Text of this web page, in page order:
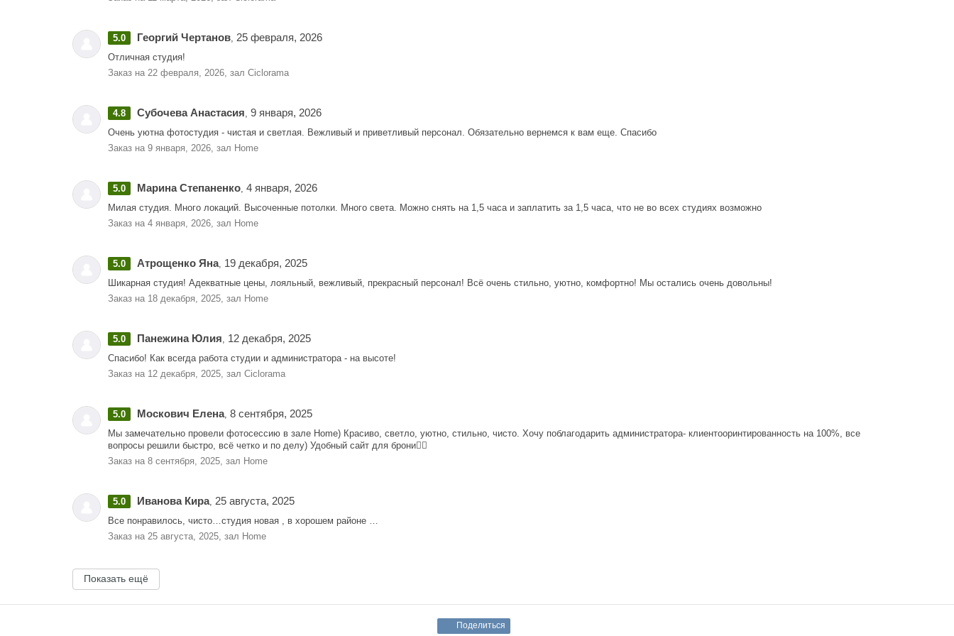
5.0 Георгий Чертанов, 25 февраля, 2026
Отличная студия!
Заказ на 22 февраля, 2026, зал Ciclorama
4.8 Субочева Анастасия, 9 января, 2026
Очень уютна фотостудия - чистая и светлая. Вежливый и приветливый персонал. Обязательно вернемся к вам еще. Спасибо
Заказ на 9 января, 2026, зал Home
5.0 Марина Степаненко, 4 января, 2026
Милая студия. Много локаций. Высоченные потолки. Много света. Можно снять на 1,5 часа и заплатить за 1,5 часа, что не во всех студиях возможно
Заказ на 4 января, 2026, зал Home
5.0 Атрощенко Яна, 19 декабря, 2025
Шикарная студия! Адекватные цены, лояльный, вежливый, прекрасный персонал! Всё очень стильно, уютно, комфортно! Мы остались очень довольны!
Заказ на 18 декабря, 2025, зал Home
5.0 Панежина Юлия, 12 декабря, 2025
Спасибо! Как всегда работа студии и администратора - на высоте!
Заказ на 12 декабря, 2025, зал Ciclorama
5.0 Москович Елена, 8 сентября, 2025
Мы замечательно провели фотосессию в зале Home) Красиво, светло, уютно, стильно, чисто. Хочу поблагодарить администратора- клиентооринтированность на 100%, все
вопросы решили быстро, всё четко и по делу) Удобный сайт для брони👌🏻
Заказ на 8 сентября, 2025, зал Home
5.0 Иванова Кира, 25 августа, 2025
Все понравилось, чисто…студия новая , в хорошем районе …
Заказ на 25 августа, 2025, зал Home
Показать ещё
Поделиться